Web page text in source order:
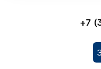
+7